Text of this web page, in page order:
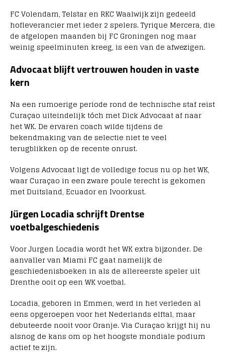
FC Volendam, Telstar en RKC Waalwijk zijn gedeeld
hofleverancier met ieder 2 spelers. Tyrique Mercera, die
de afgelopen maanden bij FC Groningen nog maar
weinig speelminuten kreeg, is een van de afwezigen.
Advocaat blijft vertrouwen houden in vaste
kern
Na een rumoerige periode rond de technische staf reist
Curaçao uiteindelijk tóch met Dick Advocaat af naar
het WK. De ervaren coach wilde tijdens de
bekendmaking van de selectie niet te veel
terugblikken op de recente onrust.
Volgens Advocaat ligt de volledige focus nu op het WK,
waar Curaçao in een zware poule terecht is gekomen
met Duitsland, Ecuador en Ivoorkust.
Jürgen Locadia schrijft Drentse
voetbalgeschiedenis
VoorJurgen Locadia wordt het WK extra bijzonder. De
aanvaller van Miami FC gaat namelijk de
geschiedenisboeken in als de allereerste speler uit
Drenthe ooit op een WK voetbal.
Locadia, geboren in Emmen, werd in het verleden al
eens opgeroepen voor het Nederlands elftal, maar
debuteerde nooit voor Oranje. Via Curaçao krijgt hij nu
alsnog de kans om op het hoogste mondiale podium
actief te zijn.